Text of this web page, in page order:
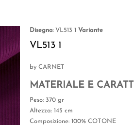
Disegno: VL513 1 Variante
VL513 1
by CARNET
MATERIALE E
Peso: 370 gr
Altezza: 145 cm
Composizione: 100% COTONE